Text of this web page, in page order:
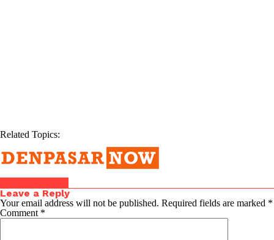
Related Topics:
Leave a Reply
Your email address will not be published. Required fields are marked *
Comment *